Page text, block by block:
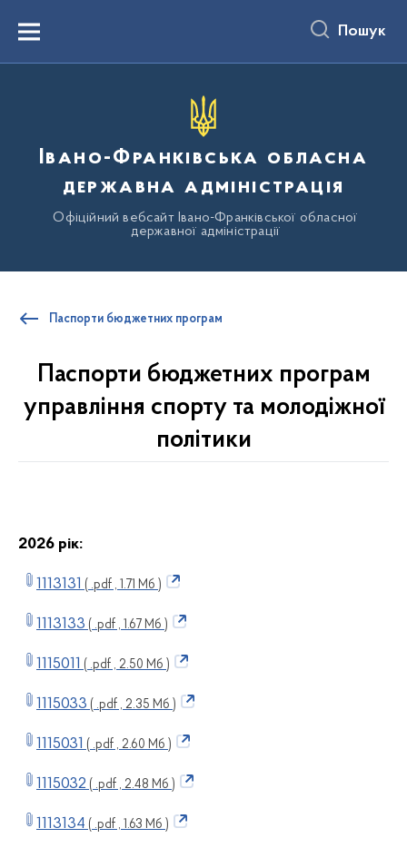
вмістуMenu Пошук
Івано-Франківська обласна
державна адміністрація
Офіційний вебсайт Івано-Франківської обласної
державної адміністрації
Паспорти бюджетних програм
Паспорти бюджетних програм
управління спорту та молодіжної
політики
2026 рік:
1113131 ( .pdf , 1.71 Мб )
1113133 ( .pdf , 1.67 Мб )
1115011 ( .pdf , 2.50 Мб )
1115033 ( .pdf , 2.35 Мб )
1115031 ( .pdf , 2.60 Мб )
1115032 ( .pdf , 2.48 Мб )
1113134 ( .pdf , 1.63 Мб )